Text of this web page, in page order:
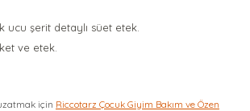
ucu şerit detaylı süet etek.
ve etek.
için Riccotarz Çocuk Giyim Bakım ve Özen